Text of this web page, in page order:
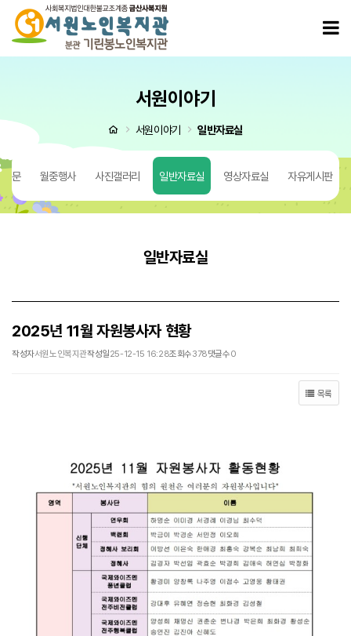
2025년 11월 자원봉사자 현황 > 일반자료실
서원이야기
처음으로서원이야기 일반자료실
질문 월중행사 사진갤러리 일반자료실 영상자료실 자유게시판
일반자료실
2025년 11월 자원봉사자 현황
작성자서원노인복지관작성일25-12-15 16:28조회수378댓글수0
목록